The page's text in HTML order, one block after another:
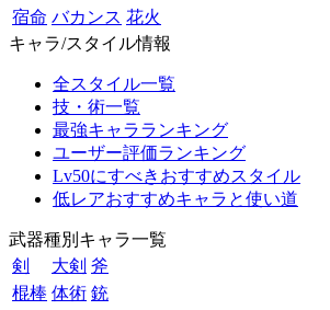
宿命 バカンス 花火
キャラ/スタイル情報
全スタイル一覧
技・術一覧
最強キャラランキング
ユーザー評価ランキング
Lv50にすべきおすすめスタイル
低レアおすすめキャラと使い道
武器種別キャラ一覧
剣
大剣 斧
棍棒 体術 銃